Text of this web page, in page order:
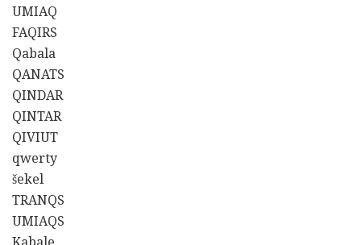
UMIAQ
FAQIRS
Qabala
QANATS
QINDAR
QINTAR
QIVIUT
qwerty
šekel
TRANQS
UMIAQS